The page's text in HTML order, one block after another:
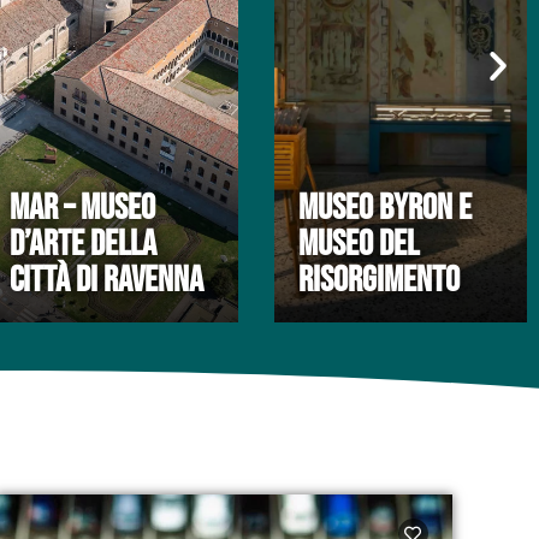
MAR – MUSEO
D’ARTE DELLA
CITTÀ DI RAVENNA
MUSEO BYRON E
MUSEO DEL
RISORGIMENTO